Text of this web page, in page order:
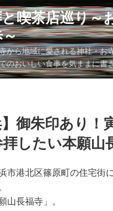
喫茶店巡り～
から地域に愛される神社・お
のおいしい食事を気ままに書
】御朱印あり！
したい本願山
市港北区篠原町の住宅街
山長福寺」。